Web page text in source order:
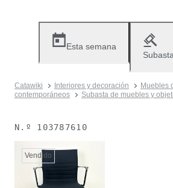
Esta semana
Catawiki Interiores y decoración
Muebles
contemporáneos
Subasta de muebles y
N.º 103787610
Vendido